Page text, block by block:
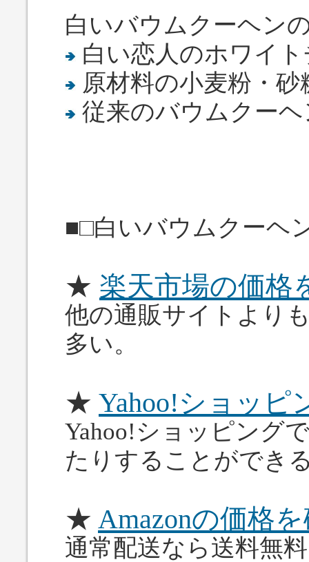
白いバウムクーヘン
白い恋人のホワイ
原材料の小麦粉・
従来のバウムクー
■□白いバウムクーヘ
★ 楽天市場の価格
他の通販サイトより
多い。
★ Yahoo!ショッピ
Yahoo!ショッピング
たりすることができ
★ Amazonの価格
通常配送なら送料無